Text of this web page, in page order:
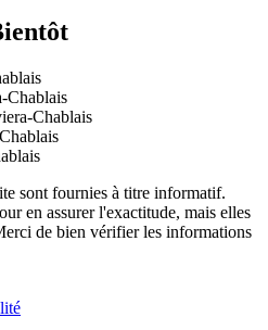
Chablais
Chablais
sont fournies à titre informatif.
en assurer l'exactitude, mais elles
de bien vérifier les informations